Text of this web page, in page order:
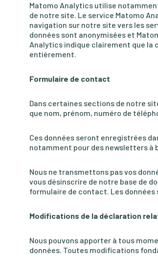
Matomo Analytics utilise
de notre site. Le service Matomo
navigation sur notre site vers les
données sont anonymisées et
Analytics indique clairement que la
entièrement.
Formulaire de contact
Dans certaines sections de notre
que nom, prénom, numéro de
Ces données seront enregistrées
notamment pour des newsletters à
Nous ne transmettons pas vos
vous désinscrire de notre base de
formulaire de contact. Les
Modifications de la déclaration
Nous pouvons apporter à tous
données. Toutes modifications